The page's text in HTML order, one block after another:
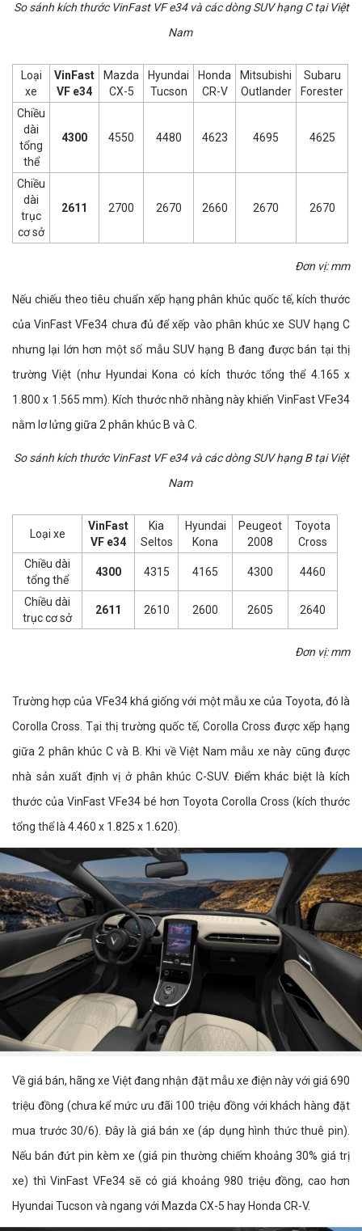
So sánh kích thước VinFast VF e34 và các dòng SUV hạng C tại Việt
Nam
Loại
xe
VinFast
VF e34
Mazda
CX-5
Hyundai
Tucson
Honda
CR-V
Mitsubishi
Outlander
Subaru
Forester
Chiều
dài
tổng
thể
4300 4550 4480 4623 4695 4625
Chiều
dài
trục
cơ sở
2611 2700 2670 2660 2670 2670
Đơn vị: mm
Nếu chiếu theo tiêu chuẩn xếp hạng phân khúc quốc tế, kích thước
của VinFast VFe34 chưa đủ để xếp vào phân khúc xe SUV hạng C
nhưng lại lớn hơn một số mẫu SUV hạng B đang được bán tại thị
trường Việt (như Hyundai Kona có kích thước tổng thể 4.165 x
1.800 x 1.565 mm). Kích thước nhỡ nhàng này khiến VinFast VFe34
nằm lơ lửng giữa 2 phân khúc B và C.
So sánh kích thước VinFast VF e34 và các dòng SUV hạng B tại Việt
Nam
Loại xe
VinFast
VF e34
Kia
Seltos
Hyundai
Kona
Peugeot
2008
Toyota
Cross
Chiều dài
tổng thể
4300 4315 4165 4300 4460
Chiều dài
trục cơ sở
2611 2610 2600 2605 2640
Đơn vị: mm
Trường hợp của VFe34 khá giống với một mẫu xe của Toyota, đó là
Corolla Cross. Tại thị trường quốc tế, Corolla Cross được xếp hạng
giữa 2 phân khúc C và B. Khi về Việt Nam mẫu xe này cũng được
nhà sản xuất định vị ở phân khúc C-SUV. Điểm khác biệt là kích
thước của VinFast VFe34 bé hơn Toyota Corolla Cross (kích thước
tổng thể là 4.460 x 1.825 x 1.620).
Về giá bán, hãng xe Việt đang nhận đặt mẫu xe điện này với giá 690
triệu đồng (chưa kể mức ưu đãi 100 triệu đồng với khách hàng đặt
mua trước 30/6). Đây là giá bán xe (áp dụng hình thức thuê pin).
Nếu bán đứt pin kèm xe (giá pin thường chiếm khoảng 30% giá trị
xe) thì VinFast VFe34 sẽ có giá khoảng 980 triệu đồng, cao hơn
Hyundai Tucson và ngang với Mazda CX-5 hay Honda CR-V.